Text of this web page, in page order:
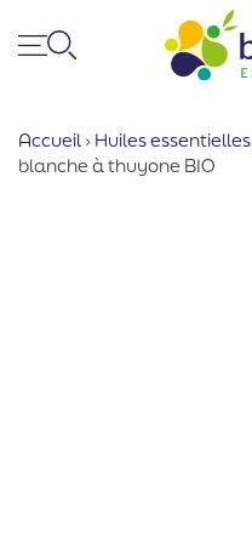
Accueil › Huiles essentielles
blanche à thuyone BIO